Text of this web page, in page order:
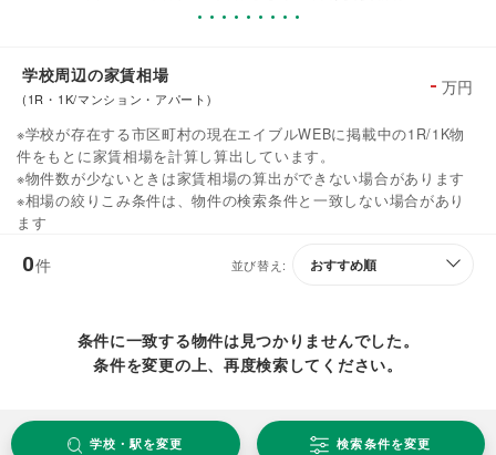
学校周辺の家賃相場
(1R・1K/マンション・アパート)
- 万円
※学校が存在する市区町村の現在エイブルWEBに掲載中の1R/1K物
件をもとに家賃相場を計算し算出しています。
※物件数が少ないときは家賃相場の算出ができない場合があります
※相場の絞りこみ条件は、物件の検索条件と一致しない場合があり
ます
0件 並び替え:
条件に一致する物件は見つかりませんでした。
条件を変更の上、再度検索してください。
学校・駅を変更 検索条件を変更